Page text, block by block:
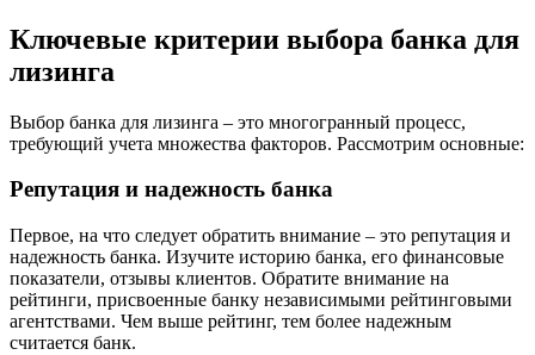
Ключевые критерии выбора банка для
лизинга
Выбор банка для лизинга – это многогранный процесс,
требующий учета множества факторов. Рассмотрим основные:
Репутация и надежность банка
Первое, на что следует обратить внимание – это репутация и
надежность банка. Изучите историю банка, его финансовые
показатели, отзывы клиентов. Обратите внимание на
рейтинги, присвоенные банку независимыми рейтинговыми
агентствами. Чем выше рейтинг, тем более надежным
считается банк.